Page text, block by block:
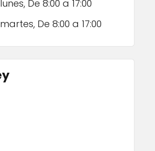
lunes, De 8:00 a 17:00
martes, De 8:00 a 17:00